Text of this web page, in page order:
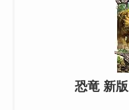
恐竜 新